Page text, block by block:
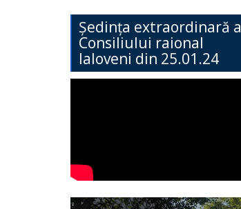
Ședința extraordinară a
Consiliului raional
Ialoveni din 25.01.24